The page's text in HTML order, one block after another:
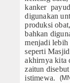
kanker
digunakan
produksi
bahkan
menjadi lebih
seperti
akhirnya kita
zaitun
istimewa.